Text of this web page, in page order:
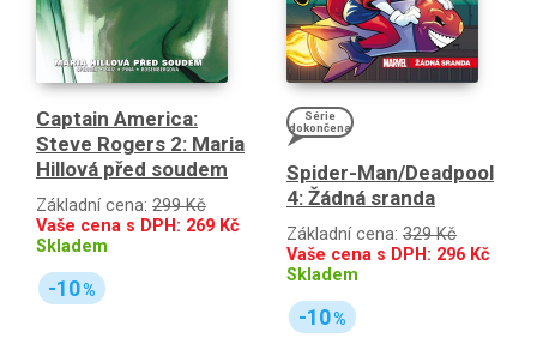
Captain America:
Steve Rogers 2: Maria
Hillová před soudem
Základní cena: 299 Kč
Vaše cena s DPH: 269 Kč
Skladem
-10%
Série
dokončena
Spider-Man/Deadpool
4: Žádná sranda
Základní cena: 329 Kč
Vaše cena s DPH: 296 Kč
Skladem
-10%